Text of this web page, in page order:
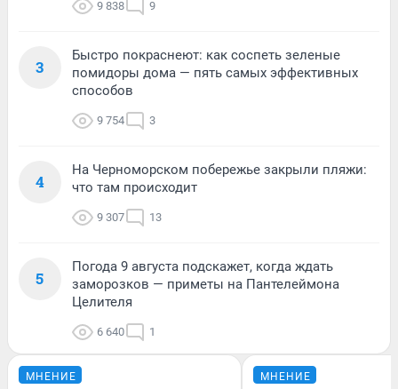
9 838 9
3
Быстро покраснеют: как соспеть зеленые
помидоры дома — пять самых эффективных
способов
9 754 3
4
На Черноморском побережье закрыли пляжи:
что там происходит
9 307 13
5
Погода 9 августа подскажет, когда ждать
заморозков — приметы на Пантелеймона
Целителя
6 640 1
МНЕНИЕ МНЕНИЕ